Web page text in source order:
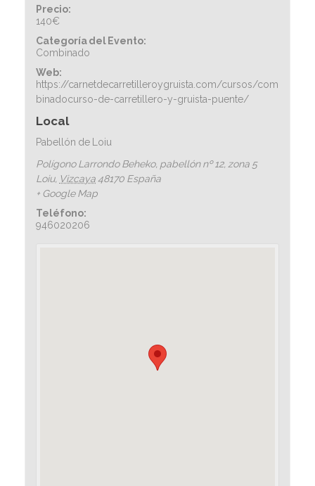
Precio:
140€
Categoría del Evento:
Combinado
Web:
https://carnetdecarretilleroygruista.com/cursos/com
binadocurso-de-carretillero-y-gruista-puente/
Local
Pabellón de Loiu
Polígono Larrondo Beheko, pabellón nº 12, zona 5
Loiu, Vizcaya 48170 España
+ Google Map
Teléfono:
946020206